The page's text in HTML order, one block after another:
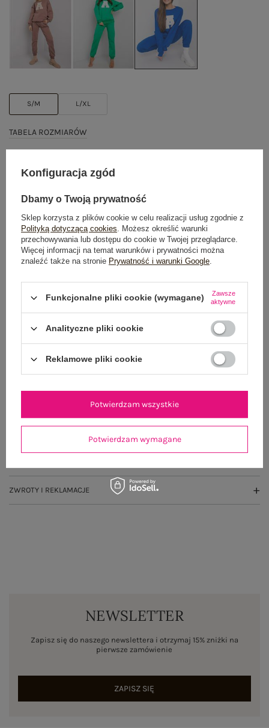
S/M L/XL
TABELA ROZMIARÓW
Dostawaod 7,99 zł
Wysyłkajutro
OPIS PRODUKTU
ZWROTY I REKLAMACJE
NEWSLETTER
Zapisz się do naszego newslettera i otrzymaj 15% zniżki na
pierwsze zamówienie
ZAPISZ SIĘ
Konfiguracja zgód
Dbamy o Twoją prywatność
Sklep korzysta z plików cookie w celu realizacji usług zgodnie z
Polityką dotyczącą cookies. Możesz określić warunki
przechowywania lub dostępu do cookie w Twojej przeglądarce.
Więcej informacji na temat warunków i prywatności można
znaleźć także na stronie Prywatność i warunki Google.
Funkcjonalne pliki cookie (wymagane)
Zawsze
aktywne
Analityczne pliki cookie
Reklamowe pliki cookie
Potwierdzam wymagane
Potwierdzam wszystkie